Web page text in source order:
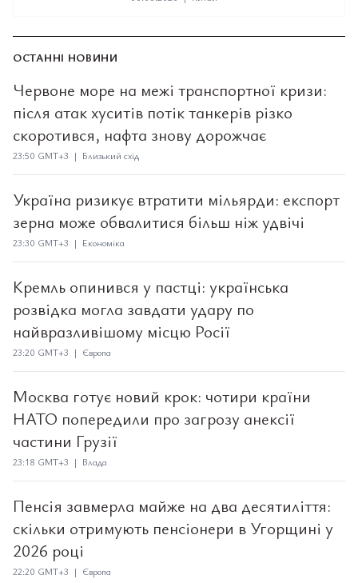
ОСТАННІ НОВИНИ
Червоне море на межі транспортної кризи:
після атак хуситів потік танкерів різко
скоротився, нафта знову дорожчає
23:50 GMT+3 | Близький схід
Україна ризикує втратити мільярди: експорт
зерна може обвалитися більш ніж удвічі
23:30 GMT+3 | Економіка
Кремль опинився у пастці: українська
розвідка могла завдати удару по
найвразливішому місцю Росії
23:20 GMT+3 | Європа
Москва готує новий крок: чотири країни
НАТО попередили про загрозу анексії
частини Грузії
23:18 GMT+3 | Влада
Пенсія завмерла майже на два десятиліття:
скільки отримують пенсіонери в Угорщині у
2026 році
22:20 GMT+3 | Європа